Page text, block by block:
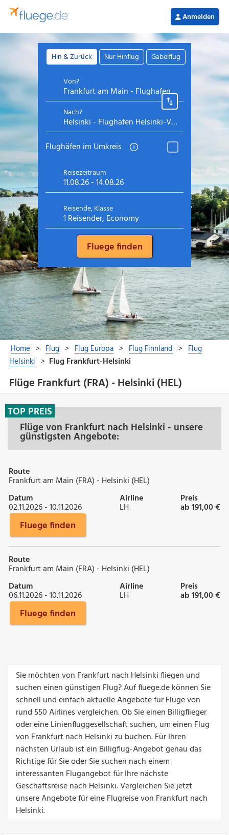
Flüge Frankfurt (FRA) - Helsinki (HEL)
Flüge von Frankfurt nach Helsinki - unsere
günstigsten Angebote:
TOP PREIS
Route
Frankfurt am Main (FRA) - Helsinki (HEL)
Datum
02.11.2026 - 10.11.2026
Airline
LH
Preis
ab 191,00 €
Fluege finden
Route
Frankfurt am Main (FRA) - Helsinki (HEL)
Datum
06.11.2026 - 10.11.2026
Airline
LH
Preis
ab 191,00 €
Fluege finden
Sie möchten von Frankfurt nach Helsinki fliegen und
suchen einen günstigen Flug? Auf fluege.de können Sie
schnell und einfach aktuelle Angebote für Flüge von
rund 550 Airlines vergleichen. Ob Sie einen Billigflieger
oder eine Linienfluggesellschaft suchen, um einen Flug
von Frankfurt nach Helsinki zu buchen. Für Ihren
nächsten Urlaub ist ein Billigflug-Angebot genau das
Richtige für Sie oder Sie suchen nach einem
interessanten Flugangebot für Ihre nächste
Geschäftsreise nach Helsinki. Vergleichen Sie jetzt
unsere Angebote für eine Flugreise von Frankfurt nach
Helsinki.